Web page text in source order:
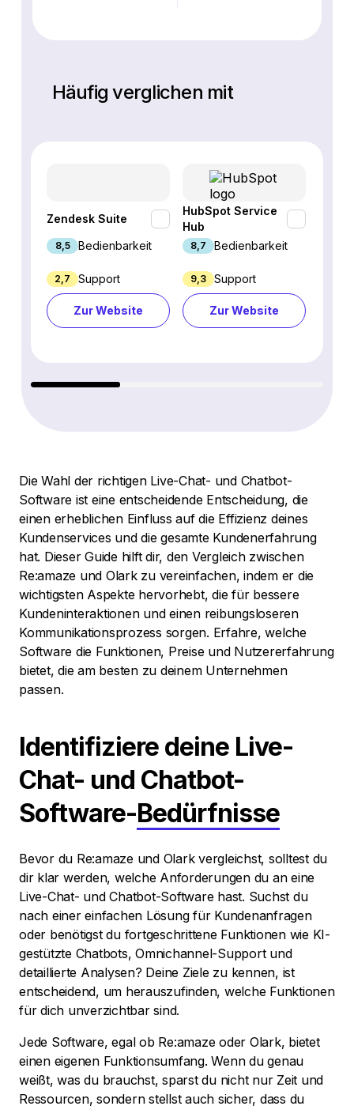
Häufig verglichen mit
Zendesk Suite
8,5 Bedienbarkeit
2,7 Support
Zur Website
HubSpot Service
Hub
8,7 Bedienbarkeit
9,3 Support
Zur Website
Die Wahl der richtigen Live-Chat- und Chatbot-
Software ist eine entscheidende Entscheidung, die
einen erheblichen Einfluss auf die Effizienz deines
Kundenservices und die gesamte Kundenerfahrung
hat. Dieser Guide hilft dir, den Vergleich zwischen
Re:amaze und Olark zu vereinfachen, indem er die
wichtigsten Aspekte hervorhebt, die für bessere
Kundeninteraktionen und einen reibungsloseren
Kommunikationsprozess sorgen. Erfahre, welche
Software die Funktionen, Preise und Nutzererfahrung
bietet, die am besten zu deinem Unternehmen
passen.
Identifiziere deine Live-
Chat- und Chatbot-
Software-Bedürfnisse
Bevor du Re:amaze und Olark vergleichst, solltest du
dir klar werden, welche Anforderungen du an eine
Live-Chat- und Chatbot-Software hast. Suchst du
nach einer einfachen Lösung für Kundenanfragen
oder benötigst du fortgeschrittene Funktionen wie KI-
gestützte Chatbots, Omnichannel-Support und
detaillierte Analysen? Deine Ziele zu kennen, ist
entscheidend, um herauszufinden, welche Funktionen
für dich unverzichtbar sind.
Jede Software, egal ob Re:amaze oder Olark, bietet
einen eigenen Funktionsumfang. Wenn du genau
weißt, was du brauchst, sparst du nicht nur Zeit und
Ressourcen, sondern stellst auch sicher, dass du